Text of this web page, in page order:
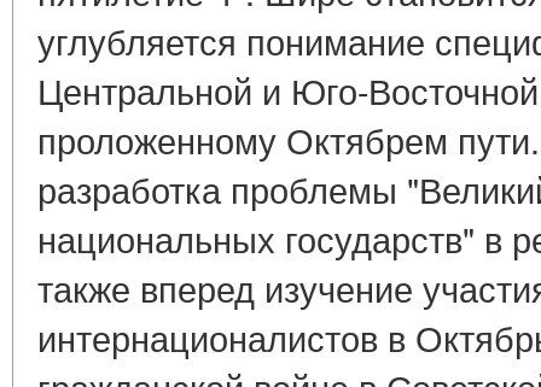
углубляется понимание
Центральной и Юго-
проложенному Октябрем
разработка проблемы
национальных государств" в
также вперед изучение
интернационалистов в